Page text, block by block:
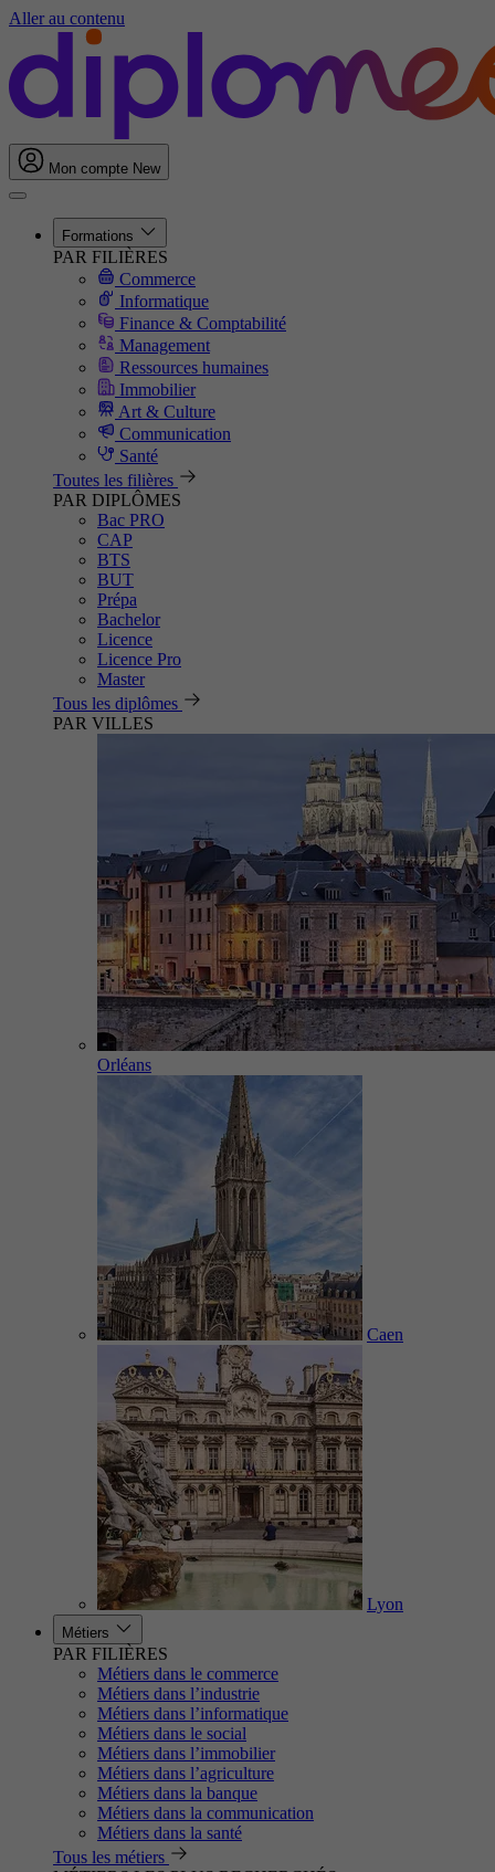
Aller au contenu
Mon compte New
Formations
PAR FILIÈRES
Commerce
Informatique
Finance & Comptabilité
Management
Ressources humaines
Immobilier
Art & Culture
Communication
Santé
Toutes les filières
PAR DIPLÔMES
Bac PRO
CAP
BTS
BUT
Prépa
Bachelor
Licence
Licence Pro
Master
Tous les diplômes
PAR VILLES
Orléans
Caen
Lyon
Métiers
PAR FILIÈRES
Métiers dans le commerce
Métiers dans l’industrie
Métiers dans l’informatique
Métiers dans le social
Métiers dans l’immobilier
Métiers dans l’agriculture
Métiers dans la banque
Métiers dans la communication
Métiers dans la santé
Tous les métiers